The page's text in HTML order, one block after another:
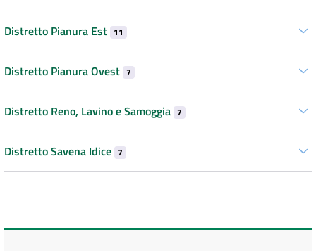
Distretto Pianura Est 11
Distretto Pianura Ovest 7
Distretto Reno, Lavino e Samoggia 7
Distretto Savena Idice 7